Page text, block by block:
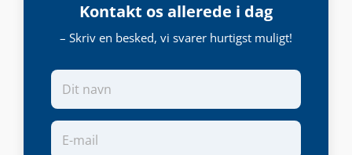
Kontakt os allerede i dag
– Skriv en besked, vi svarer hurtigst muligt!